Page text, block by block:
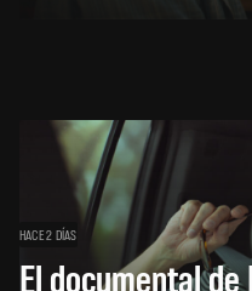
HACE 2 DÍAS
El documental